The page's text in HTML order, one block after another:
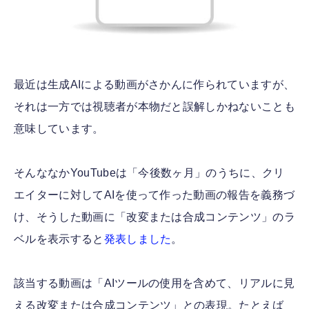
最近は生成AIによる動画がさかんに作られていますが、
それは一方では視聴者が本物だと誤解しかねないことも
意味しています。
そんななかYouTubeは「今後数ヶ月」のうちに、クリ
エイターに対してAIを使って作った動画の報告を義務づ
け、そうした動画に「改変または合成コンテンツ」のラ
ベルを表示すると 発表しました 。
該当する動画は「AIツールの使用を含めて、リアルに見
える改変または合成コンテンツ」との表現。たとえば